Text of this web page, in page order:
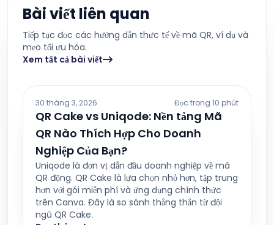
Bài viết liên quan
Tiếp tục đọc các hướng dẫn thực tế về mã QR, ví dụ và
mẹo tối ưu hóa.
Xem tất cả bài viết
30 tháng 3, 2026 Đọc trong 10 phút
QR Cake vs Uniqode: Nền tảng Mã
QR Nào Thích Hợp Cho Doanh
Nghiệp Của Bạn?
Uniqode là đơn vị dẫn đầu doanh nghiệp về mã
QR động. QR Cake là lựa chọn nhỏ hơn, tập trung
hơn với gói miễn phí và ứng dụng chính thức
trên Canva. Đây là so sánh thẳng thắn từ đội
ngũ QR Cake.